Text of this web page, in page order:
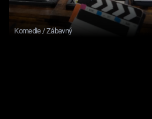
Komedie / Zábavný